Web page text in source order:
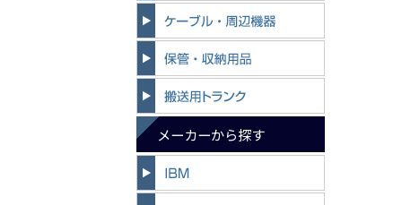
メーカーから探す